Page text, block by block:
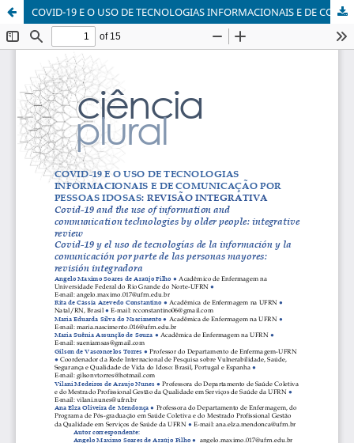
COVID-19 E O USO DE TECNOLOGIAS INFORMACIONAIS E DE COMUNICAÇÃO POR PESSOAS IDOSAS: REVISÃO INTEGRATIVA